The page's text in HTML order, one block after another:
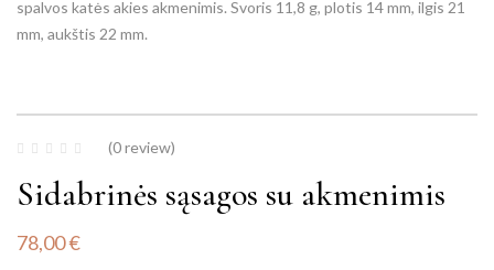
spalvos katės akies akmenimis. Svoris 11,8 g, plotis 14 mm, ilgis 21
mm, aukštis 22 mm.
(0 review)
Sidabrinės sąsagos su akmenimis
78,00€